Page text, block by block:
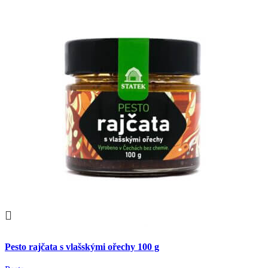
Rychlý náhled
Pesto rajčata s vlašskými ořechy 100 g